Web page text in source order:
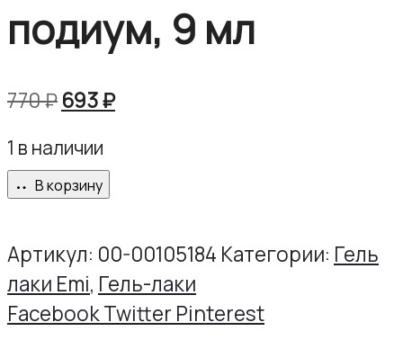
подиум, 9 мл
770₽Первоначальная
составляла
770 ₽.
693₽Текущая
1 в наличии
В корзину
Артикул: 00-00105184 Категории: Гель
лаки Emi, Гель-лаки
Share
FacebookTwitter Pinterest